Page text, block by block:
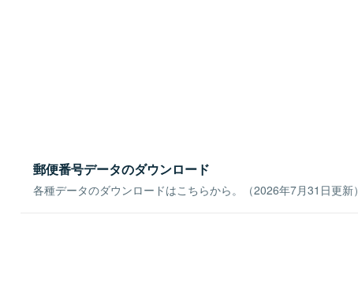
郵便番号データのダウンロード
各種データのダウンロードはこちらから。（2026年7月31日更新）